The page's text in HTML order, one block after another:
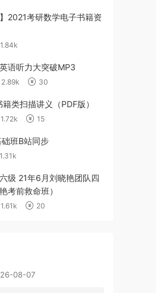
】2021考研数学电子书籍资
1.84k
语听力大突破MP3
2.89k 30
类扫描讲义（PDF版）
1.72k 15
班B站同步
1.31k
级 21年6月刘晓艳团队四
考前救命班）
1.61k 20
08-07